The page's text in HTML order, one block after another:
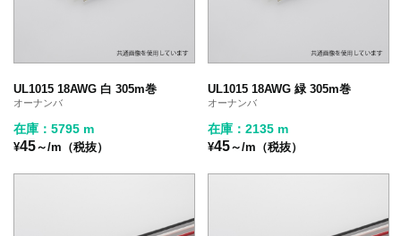
UL1015 18AWG 白 305m巻
オーナンバ
在庫：5795 m
¥45～/m（税抜）
UL1015 18AWG 緑 305m巻
オーナンバ
在庫：2135 m
¥45～/m（税抜）